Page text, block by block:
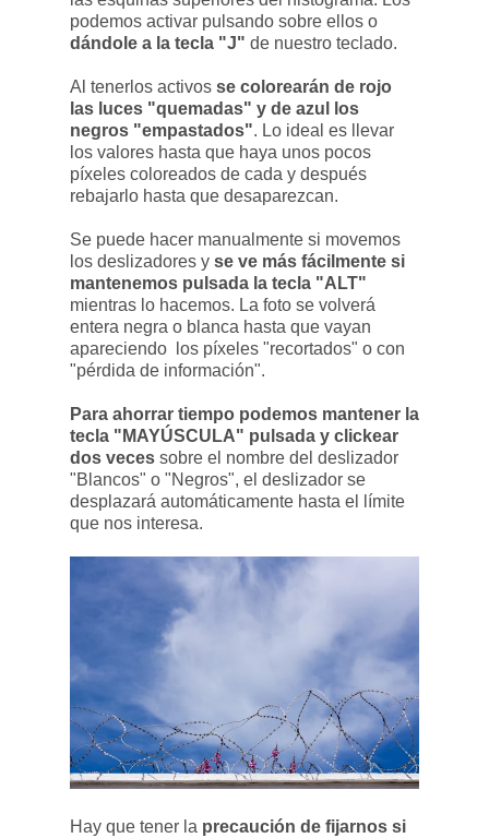
podemos activar pulsando sobre ellos o
dándole a la tecla "J" de nuestro teclado.
Al tenerlos activos se colorearán de rojo
las luces "quemadas" y de azul los
negros "empastados". Lo ideal es llevar
los valores hasta que haya unos pocos
píxeles coloreados de cada y después
rebajarlo hasta que desaparezcan.
Se puede hacer manualmente si movemos
los deslizadores y se ve más fácilmente si
mantenemos pulsada la tecla "ALT"
mientras lo hacemos. La foto se volverá
entera negra o blanca hasta que vayan
apareciendo los píxeles "recortados" o con
"pérdida de información".
Para ahorrar tiempo podemos mantener la
tecla "MAYÚSCULA" pulsada y clickear
dos veces sobre el nombre del deslizador
"Blancos" o "Negros", el deslizador se
desplazará automáticamente hasta el límite
que nos interesa.
Hay que tener la precaución de fijarnos si